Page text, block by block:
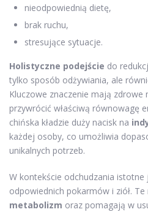
nieodpowiednią dietę,
brak ruchu,
stresujące sytuacje.
Holistyczne podejście do
tylko sposób odżywiania, ale
Kluczowe znaczenie mają
przywrócić właściwą równowagę
chińska kładzie duży nacisk na
każdej osoby, co umożliwia
unikalnych potrzeb.
W kontekście odchudzania istotne
odpowiednich pokarmów i ziół.
metabolizm oraz pomagają w